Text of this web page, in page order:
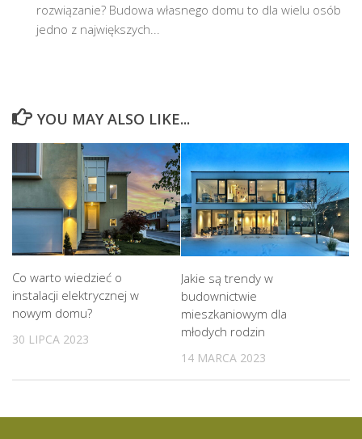
rozwiązanie? Budowa własnego domu to dla wielu osób
jedno z największych...
YOU MAY ALSO LIKE...
Co warto wiedzieć o
instalacji elektrycznej w
nowym domu?
30 LIPCA 2023
Jakie są trendy w
budownictwie
mieszkaniowym dla
młodych rodzin
14 MARCA 2023